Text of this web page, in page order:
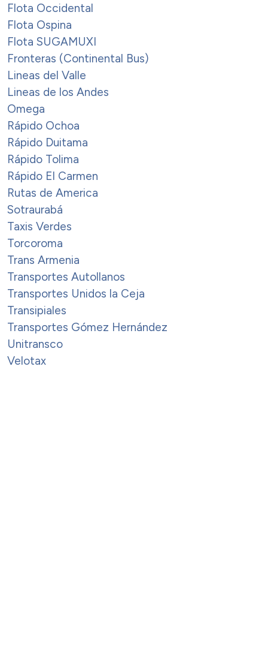
Flota Occidental
Flota Ospina
Flota SUGAMUXI
Fronteras (Continental Bus)
Lineas del Valle
Lineas de los Andes
Omega
Rápido Ochoa
Rápido Duitama
Rápido Tolima
Rápido El Carmen
Rutas de America
Sotraurabá
Taxis Verdes
Torcoroma
Trans Armenia
Transportes Autollanos
Transportes Unidos la Ceja
Transipiales
Transportes Gómez Hernández
Unitransco
Velotax